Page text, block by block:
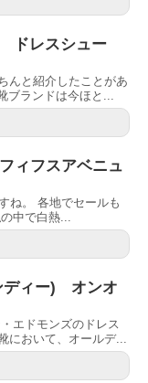
ドレスシュー
んと紹介したことがあ
ブランドは今ほと...
ィフスアベニュ
ね。 各地でセールも
中で白熱...
ディー) オンオ
エドモンズのドレス
において、オールデ...